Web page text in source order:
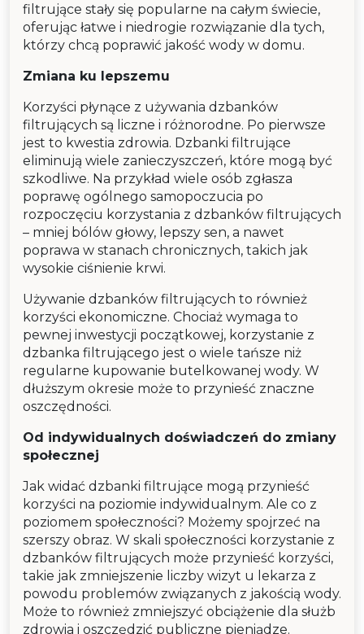
filtrujące stały się popularne na całym świecie,
oferując łatwe i niedrogie rozwiązanie dla tych,
którzy chcą poprawić jakość wody w domu.
Zmiana ku lepszemu
Korzyści płynące z używania dzbanków
filtrujących są liczne i różnorodne. Po pierwsze
jest to kwestia zdrowia. Dzbanki filtrujące
eliminują wiele zanieczyszczeń, które mogą być
szkodliwe. Na przykład wiele osób zgłasza
poprawę ogólnego samopoczucia po
rozpoczęciu korzystania z dzbanków filtrujących
– mniej bólów głowy, lepszy sen, a nawet
poprawa w stanach chronicznych, takich jak
wysokie ciśnienie krwi.
Używanie dzbanków filtrujących to również
korzyści ekonomiczne. Chociaż wymaga to
pewnej inwestycji początkowej, korzystanie z
dzbanka filtrującego jest o wiele tańsze niż
regularne kupowanie butelkowanej wody. W
dłuższym okresie może to przynieść znaczne
oszczędności.
Od indywidualnych doświadczeń do zmiany
społecznej
Jak widać dzbanki filtrujące mogą przynieść
korzyści na poziomie indywidualnym. Ale co z
poziomem społeczności? Możemy spojrzeć na
szerszy obraz. W skali społeczności korzystanie z
dzbanków filtrujących może przynieść korzyści,
takie jak zmniejszenie liczby wizyt u lekarza z
powodu problemów związanych z jakością wody.
Może to również zmniejszyć obciążenie dla służb
zdrowia i oszczędzić publiczne pieniądze.